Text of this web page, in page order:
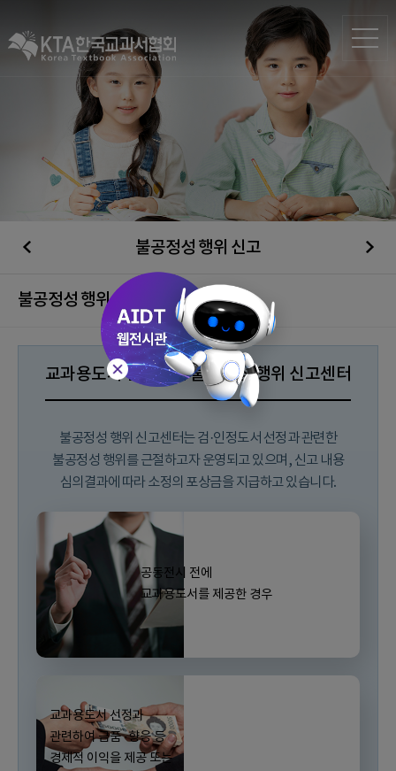
불공정성 행위 신고
불공정성 행위 신고
교과용도서 선정관련 불공정성 행위 신고센터
불공정성 행위 신고센터는 검·인정도서 선정과 관련한
불공정성 행위를 근절하고자 운영되고 있으며, 신고 내용
심의결과에 따라 소정의 포상금을 지급하고 있습니다.
공동전시 전에
교과용도서를 제공한 경우
교과용도서 선정과
관련하여 금품 ·향응 등
경제적 이익을 제공 또는